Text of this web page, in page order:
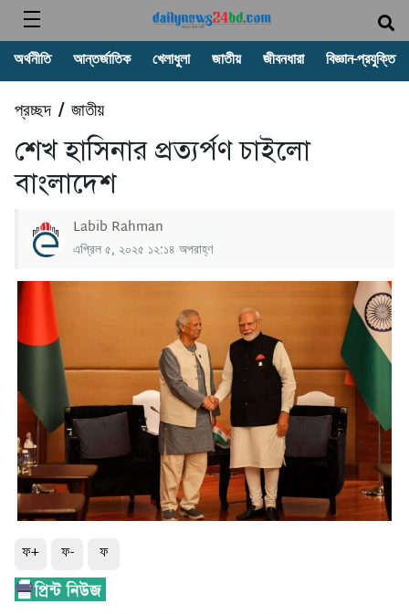
অর্থনীতি আন্তর্জাতিক খেলাধুলা জাতীয় জীবনধারা বিজ্ঞান-প্রযুক্তি
প্রচ্ছদ/ জাতীয়
শেখ হাসিনার প্রত্যর্পণ চাইলো
বাংলাদেশ
Labib Rahman
এপ্রিল ৫, ২০২৫ ১২:১৪ অপরাহ্ণ
ফ+ ফ- ফ